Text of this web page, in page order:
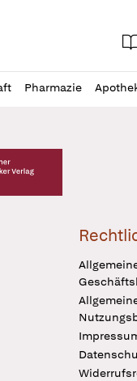
Apotheker Aktuelle
Pharmazie
Verlag Logo